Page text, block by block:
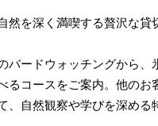
を深く満喫する贅沢な貸
バードウォッチングから、
るコースをご案内。他のお
、自然観察や学びを深める